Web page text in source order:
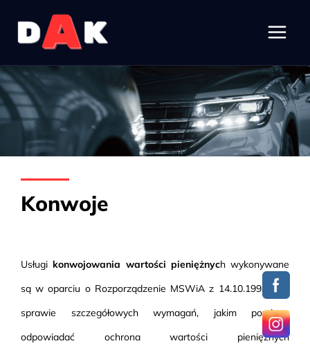
Konwoje
Usługi konwojowania wartości pieniężnych wykonywane
są w oparciu o Rozporządzenie MSWiA z 14.10.1998 r. w
sprawie szczegółowych wymagań, jakim powinna
odpowiadać ochrona wartości pieniężnych